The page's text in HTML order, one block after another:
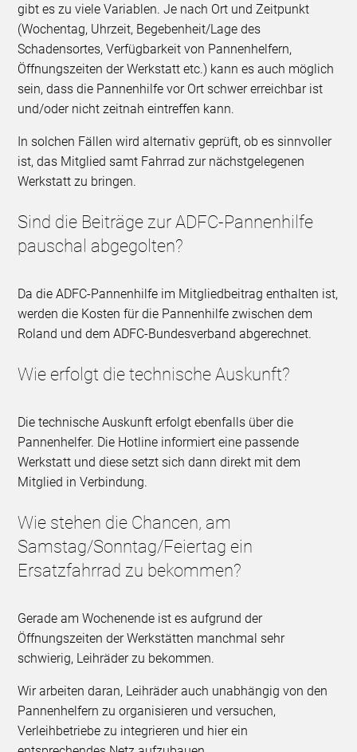
gibt es zu viele Variablen. Je nach Ort und Zeitpunkt
(Wochentag, Uhrzeit, Begebenheit/Lage des
Schadensortes, Verfügbarkeit von Pannenhelfern,
Öffnungszeiten der Werkstatt etc.) kann es auch möglich
sein, dass die Pannenhilfe vor Ort schwer erreichbar ist
und/oder nicht zeitnah eintreffen kann.
In solchen Fällen wird alternativ geprüft, ob es sinnvoller
ist, das Mitglied samt Fahrrad zur nächstgelegenen
Werkstatt zu bringen.
Sind die Beiträge zur ADFC-Pannenhilfe
pauschal abgegolten?
Da die ADFC-Pannenhilfe im Mitgliedbeitrag enthalten ist,
werden die Kosten für die Pannenhilfe zwischen dem
Roland und dem ADFC-Bundesverband abgerechnet.
Wie erfolgt die technische Auskunft?
Die technische Auskunft erfolgt ebenfalls über die
Pannenhelfer. Die Hotline informiert eine passende
Werkstatt und diese setzt sich dann direkt mit dem
Mitglied in Verbindung.
Wie stehen die Chancen, am
Samstag/Sonntag/Feiertag ein
Ersatzfahrrad zu bekommen?
Gerade am Wochenende ist es aufgrund der
Öffnungszeiten der Werkstätten manchmal sehr
schwierig, Leihräder zu bekommen.
Wir arbeiten daran, Leihräder auch unabhängig von den
Pannenhelfern zu organisieren und versuchen,
Verleihbetriebe zu integrieren und hier ein